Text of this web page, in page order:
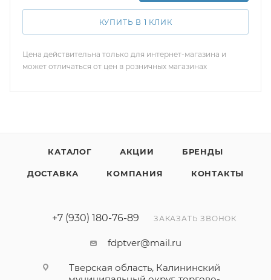
КУПИТЬ В 1 КЛИК
Цена действительна только для интернет-магазина и
может отличаться от цен в розничных магазинах
КАТАЛОГ АКЦИИ БРЕНДЫ
ДОСТАВКА КОМПАНИЯ КОНТАКТЫ
+7 (930) 180-76-89 ЗАКАЗАТЬ ЗВОНОК
fdptver@mail.ru
Тверская область, Калининский